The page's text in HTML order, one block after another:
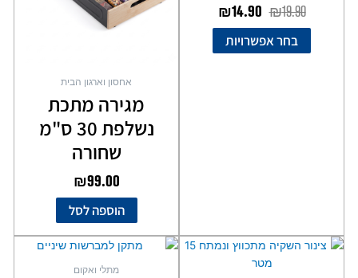
₪19.90
₪14.90
בחר אפשרויות
את
האפשרויות
אחסון וארגון הבית
מגירה מתכת
נשלפת 30 ס"מ
שחורה
₪99.00
הוספה לסל
מתלי ואקום